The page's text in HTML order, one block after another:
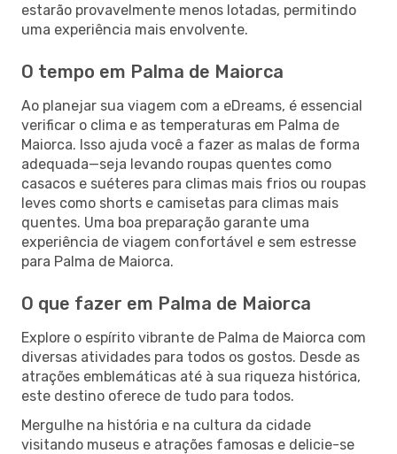
estarão provavelmente menos lotadas, permitindo
uma experiência mais envolvente.
O tempo em Palma de Maiorca
Ao planejar sua viagem com a eDreams, é essencial
verificar o clima e as temperaturas em Palma de
Maiorca. Isso ajuda você a fazer as malas de forma
adequada—seja levando roupas quentes como
casacos e suéteres para climas mais frios ou roupas
leves como shorts e camisetas para climas mais
quentes. Uma boa preparação garante uma
experiência de viagem confortável e sem estresse
para Palma de Maiorca.
O que fazer em Palma de Maiorca
Explore o espírito vibrante de Palma de Maiorca com
diversas atividades para todos os gostos. Desde as
atrações emblemáticas até à sua riqueza histórica,
este destino oferece de tudo para todos.
Mergulhe na história e na cultura da cidade
visitando museus e atrações famosas e delicie-se